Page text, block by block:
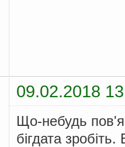
09.02.2018
Що-небудь
бігдата